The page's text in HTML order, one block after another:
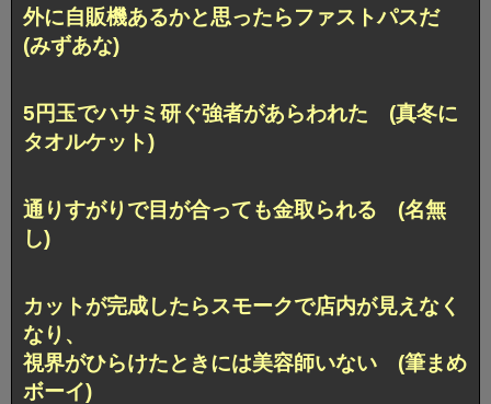
外に自販機あるかと思ったらファストパスだ
(みずあな)
5円玉でハサミ研ぐ強者があらわれた (真冬に
タオルケット)
通りすがりで目が合っても金取られる (名無
し)
カットが完成したらスモークで店内が見えなく
なり、
視界がひらけたときには美容師いない (筆まめ
ボーイ)